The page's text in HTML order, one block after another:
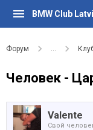
BMW Club
Форум ...
Человек -
Valente
Свой